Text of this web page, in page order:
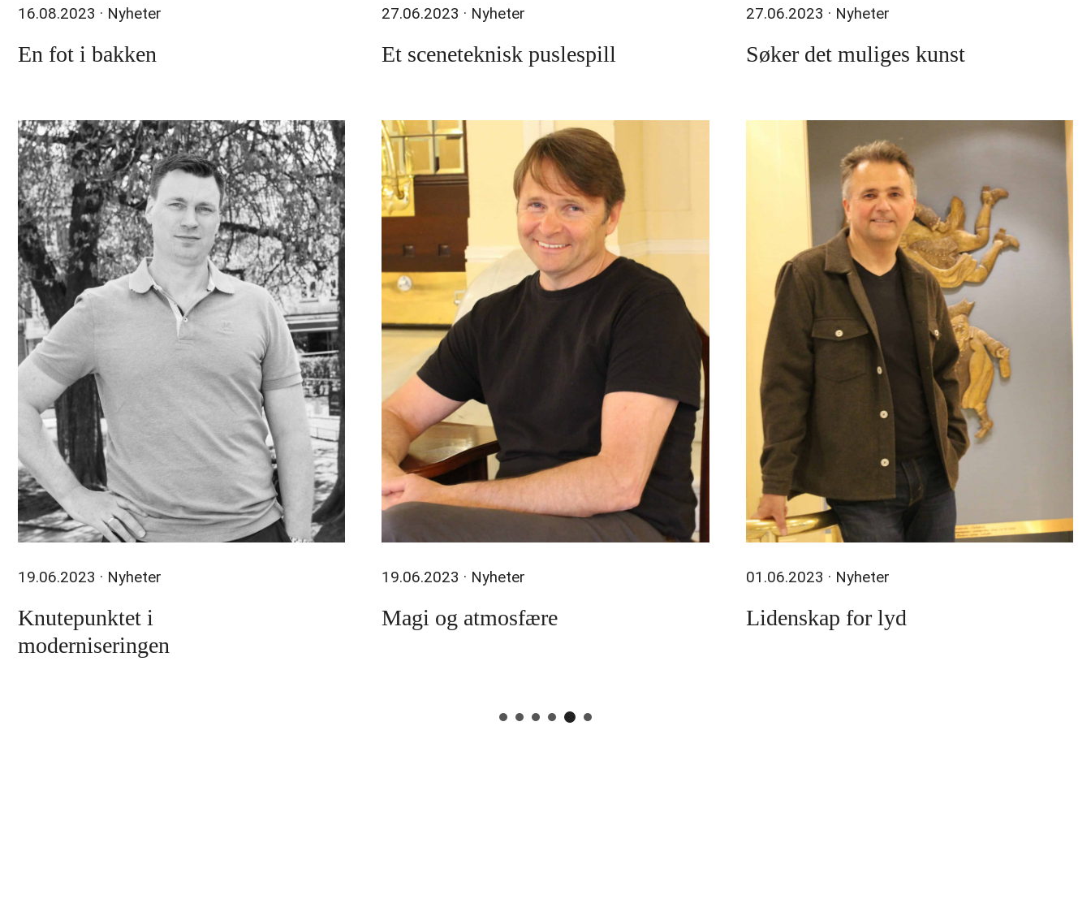
16.08.2023 · Nyheter
En fot i bakken
27.06.2023 · Nyheter
Et sceneteknisk puslespill
27.06.2023 · Nyheter
Søker det muliges kunst
19.06.2023 · Nyheter
Knutepunktet i
moderniseringen
19.06.2023 · Nyheter
Magi og atmosfære
01.06.2023 · Nyheter
Lidenskap for lyd